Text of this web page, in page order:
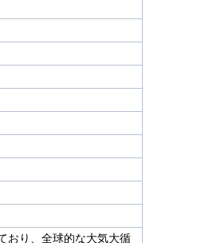
おり、全球的な⼤気⼤循